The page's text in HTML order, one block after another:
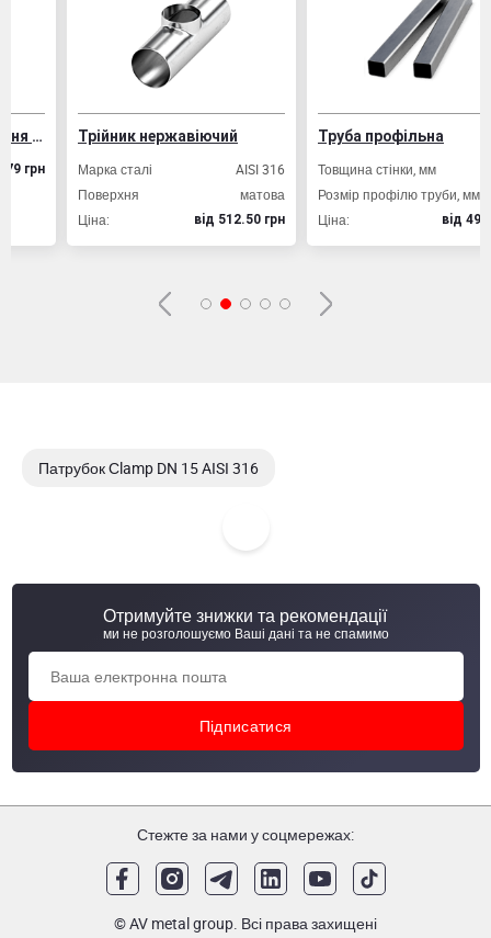
Трійник нержавіючий
Марка сталі
AISI 316
Поверхня
матова
вiд 512.50 грн
Труба профільна
Товщина стінки, мм
Розмір профілю труби, мм 20х20
Ціна:
вiд 49.80 грн
Патрубок Сlamp DN 15 AISI 316
Патрубок Сlamp DN 80 AISI 304/304L, 2/01
Отримуйте знижки та рекомендації
ми не розголошуємо Ваші дані та не спамимо
Стежте за нами у соцмережах:
© AV metal group. Всі права захищені